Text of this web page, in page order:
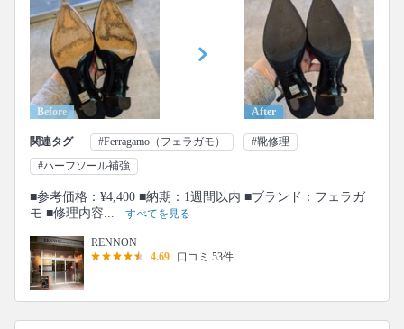
Before After
関連タグ #Ferragamo（フェラガモ）
#靴修理
#ハーフソール補強
...
■参考価格：¥4,400 ■納期：1週間以内 ■ブランド：フェラガ
モ ■修理内容...
すべてを見る
RENNON
4.69
口コミ 53件